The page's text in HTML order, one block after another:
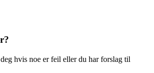
hvis noe er feil eller du har forslag til